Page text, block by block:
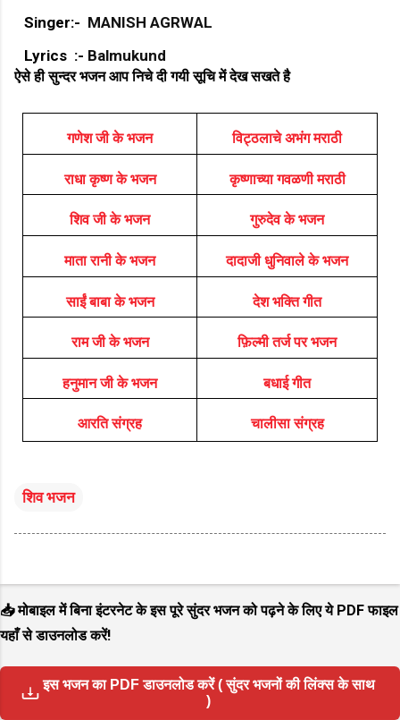
Singer:- MANISH AGRWAL
Lyrics :- Balmukund
ऐसे ही सुन्दर भजन आप निचे दी गयी सूचि में देख सखते है
गणेश जी के भजन विट्ठलाचे अभंग मराठी
राधा कृष्ण के भजन कृष्णाच्या गवळणी मराठी
शिव जी के भजन गुरुदेव के भजन
माता रानी के भजन दादाजी धुनिवाले के भजन
साईं बाबा के भजन देश भक्ति गीत
राम जी के भजन फ़िल्मी तर्ज पर भजन
हनुमान जी के भजन बधाई गीत
आरति संग्रह चालीसा संग्रह
शिव भजन
📥 मोबाइल में बिना इंटरनेट के इस पूरे सुंदर भजन को पढ़ने के लिए ये PDF फाइल
यहाँ से डाउनलोड करें!
इस भजन का PDF डाउनलोड करें ( सुंदर भजनों की लिंक्स के साथ
)